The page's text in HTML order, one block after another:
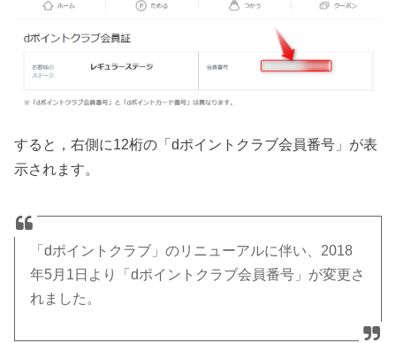
すると，右側に12桁の「dポイントクラブ会員番号」が表
示されます。
「dポイントクラブ」のリニューアルに伴い、2018
年5月1日より「dポイントクラブ会員番号」が変更さ
れました。